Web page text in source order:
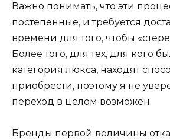
Важно понимать, что эти
постепенные, и требуется
времени для того, чтобы
Более того, для тех, для кого
категория люкса, находят
приобрести, поэтому я не
переход в целом возможен.
Бренды первой величины